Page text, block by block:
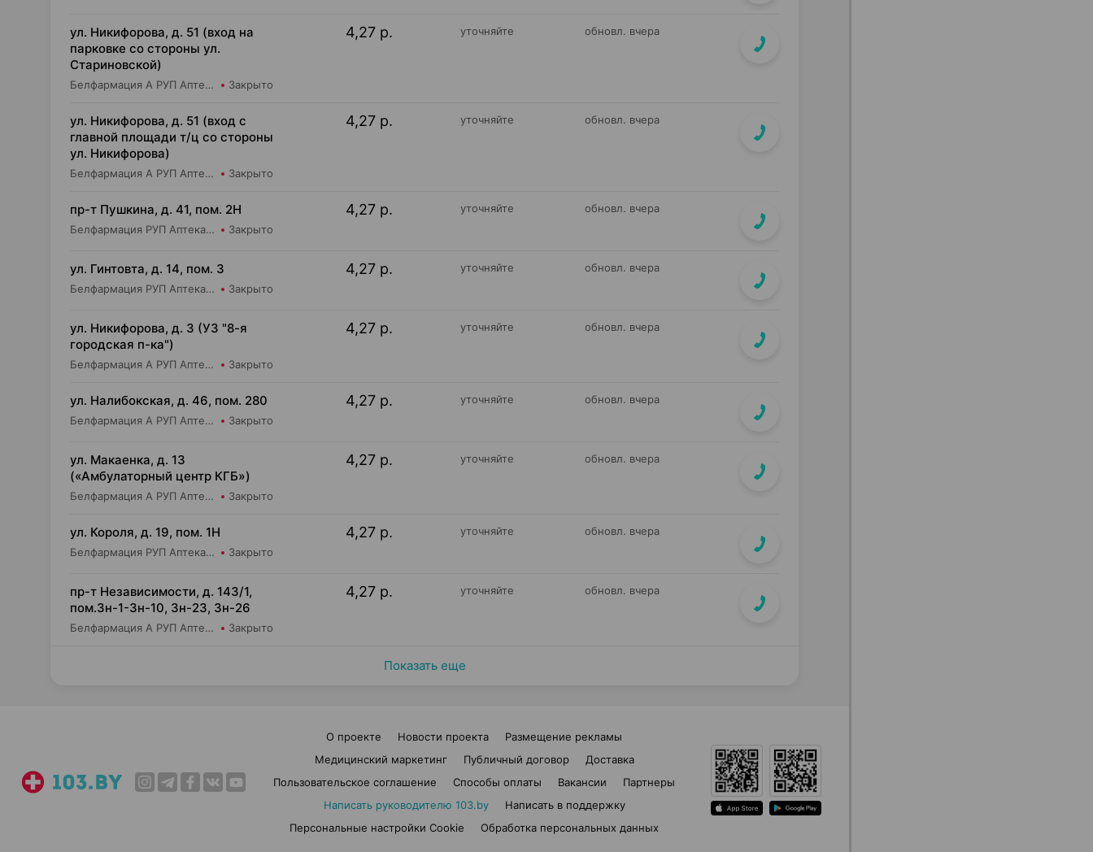
ул. Никифорова, д. 51 (вход на
парковке со стороны ул.
Стариновской)
Белфармация А РУП Аптека №110 Закрыто
4,27 р. уточняйте обновл. вчера
ул. Никифорова, д. 51 (вход с
главной площади т/ц со стороны
ул. Никифорова)
Белфармация А РУП Аптека №110 Закрыто
4,27 р. уточняйте обновл. вчера
пр-т Пушкина, д. 41, пом. 2Н
Белфармация РУП Аптека №62 Закрыто
4,27 р. уточняйте обновл. вчера
ул. Гинтовта, д. 14, пом. 3
Белфармация РУП Аптека №112 Закрыто
4,27 р. уточняйте обновл. вчера
ул. Никифорова, д. 3 (УЗ "8-я
городская п-ка")
Белфармация А РУП Аптека №110 Закрыто
4,27 р. уточняйте обновл. вчера
ул. Налибокская, д. 46, пом. 280
Белфармация А РУП Аптека №79 Закрыто
4,27 р. уточняйте обновл. вчера
ул. Макаенка, д. 13
(«Амбулаторный центр КГБ»)
Белфармация А РУП Аптека №61 Закрыто
4,27 р. уточняйте обновл. вчера
ул. Короля, д. 19, пом. 1Н
Белфармация РУП Аптека №11 Закрыто
4,27 р. уточняйте обновл. вчера
пр-т Независимости, д. 143/1,
пом.3н-1-3н-10, 3н-23, 3н-26
Белфармация А РУП Аптека №17 Закрыто
4,27 р. уточняйте обновл. вчера
Показать еще
О проекте Новости проекта
Размещение рекламы
Медицинский маркетинг
Публичный договор
Доставка
Пользовательское соглашение
Способы оплаты Вакансии
Партнеры
Написать руководителю 103.by
Написать в поддержку
Персональные настройки Cookie
Обработка персональных данных